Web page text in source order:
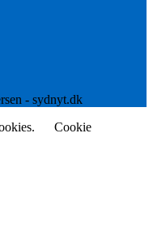
- sydnyt.dk
Cookie